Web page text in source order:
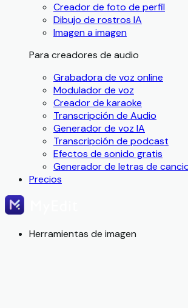
Creador de foto de perfil
Dibujo de rostros IA
Imagen a imagen
Para creadores de audio
Grabadora de voz online
Modulador de voz
Creador de karaoke
Transcripción de Audio
Generador de voz IA
Transcripción de podcast
Efectos de sonido gratis
Generador de letras de
Precios
Herramientas de imagen